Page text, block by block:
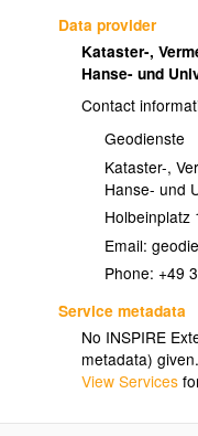
Data provider
Kataster-,
Hanse- und
Contact
Geodienste
Kataster-,
Hanse- und
Holbeinplatz
Email:
Phone: +49
Service metadata
No INSPIRE
metadata)
View Services